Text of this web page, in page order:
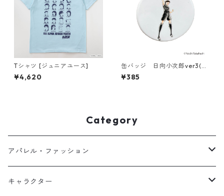
Tシャツ [ジュニアユース]
¥4,620
缶バッジ 日向小次郎ver3(T6
86-045)
¥385
Category
アパレル・ファッション
キッズ
キャラクター